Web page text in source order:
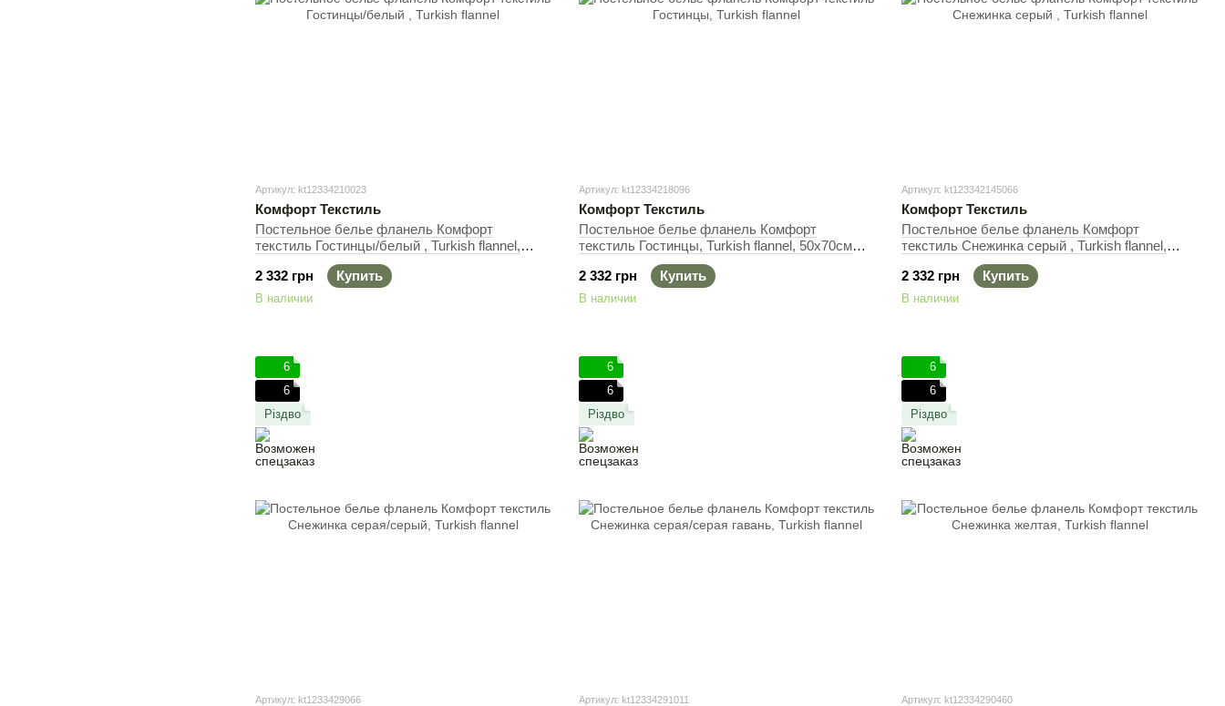
Артикул: kt12334210023
Комфорт Текстиль
Постельное белье фланель Комфорт
текстиль Гостинцы/белый , Turkish flannel,
50х70см (2шт), Полуторный, 145х215 см,
145х220 см
2 332 грн Купить
В наличии
Артикул: kt12334218096
Комфорт Текстиль
Постельное белье фланель Комфорт
текстиль Гостинцы, Turkish flannel, 50х70см
(2шт), Полуторный, 145х215 см, 145х220 см
2 332 грн
Купить
В наличии
Артикул: kt123342145066
Комфорт Текстиль
Постельное белье фланель Комфорт
текстиль Снежинка серый , Turkish flannel,
50х70см (2шт), 145х215 см, 145х220 см
2 332 грн
Купить
В наличии
6
6
Різдво
Артикул: kt1233429066
6
6
Різдво
Артикул: kt12334291011
6
6
Різдво
Артикул: kt12334290460